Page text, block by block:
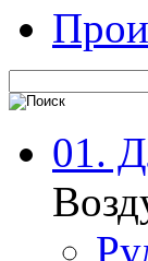
01.